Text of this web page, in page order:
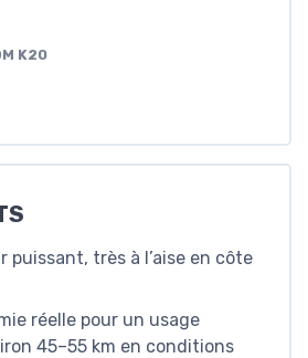
K20
puissant, très à l’aise en côte
réelle pour un usage
45–55 km en conditions